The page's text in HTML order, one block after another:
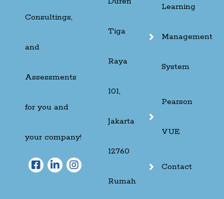
Consultings,
and
Assessments
for you and
your company!
Tiga
Raya
101,
Jakarta
12760
Rumah
Learning
Management
System
Pearson
VUE
Contact